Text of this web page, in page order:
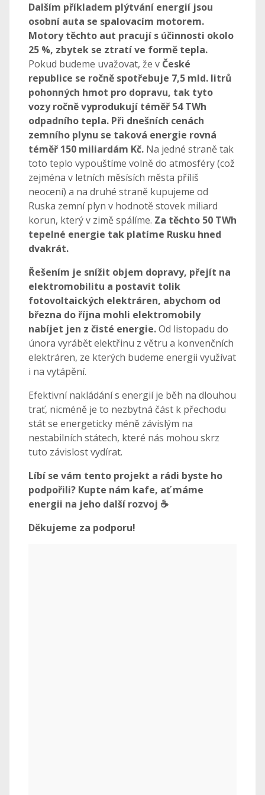
Dalším příkladem plýtvání energií jsou
osobní auta se spalovacím motorem.
Motory těchto aut pracují s účinnosti okolo
25 %, zbytek se ztratí ve formě tepla.
Pokud budeme uvažovat, že v České
republice se ročně spotřebuje 7,5 mld. litrů
pohonných hmot pro dopravu, tak tyto
vozy ročně vyprodukují téměř 54 TWh
odpadního tepla. Při dnešních cenách
zemního plynu se taková energie rovná
téměř 150 miliardám Kč. Na jedné straně tak
toto teplo vypouštíme volně do atmosféry (což
zejména v letních měsísích města příliš
neocení) a na druhé straně kupujeme od
Ruska zemní plyn v hodnotě stovek miliard
korun, který v zimě spálíme. Za těchto 50 TWh
tepelné energie tak platíme Rusku hned
dvakrát.
Řešením je snížit objem dopravy, přejít na
elektromobilitu a postavit tolik
fotovoltaických elektráren, abychom od
března do října mohli elektromobily
nabíjet jen z čisté energie.Od listopadu do
února vyrábět elektřinu z větru a konvenčních
elektráren, ze kterých budeme energii využívat
i na vytápění.
Efektivní nakládání s energií je běh na dlouhou
trať, nicméně je to nezbytná část k přechodu
stát se energeticky méně závislým na
nestabilních státech, které nás mohou skrz
tuto závislost vydírat.
Líbí se vám tento projekt a rádi byste ho
podpořili? Kupte nám kafe, ať máme
energii na jeho další rozvoj ☕
Děkujeme za podporu!